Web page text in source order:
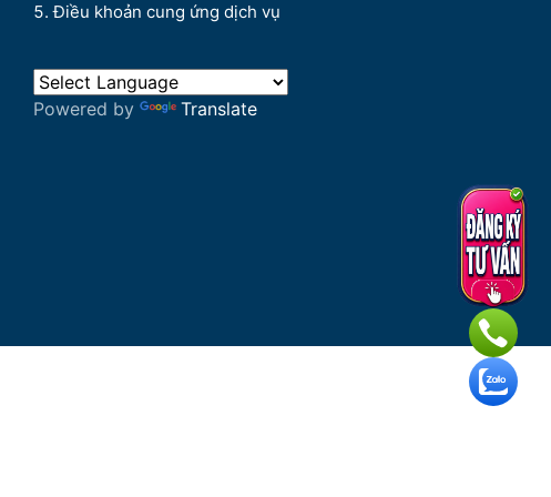
Điều khoản cung ứng dịch vụ
Powered by Translate